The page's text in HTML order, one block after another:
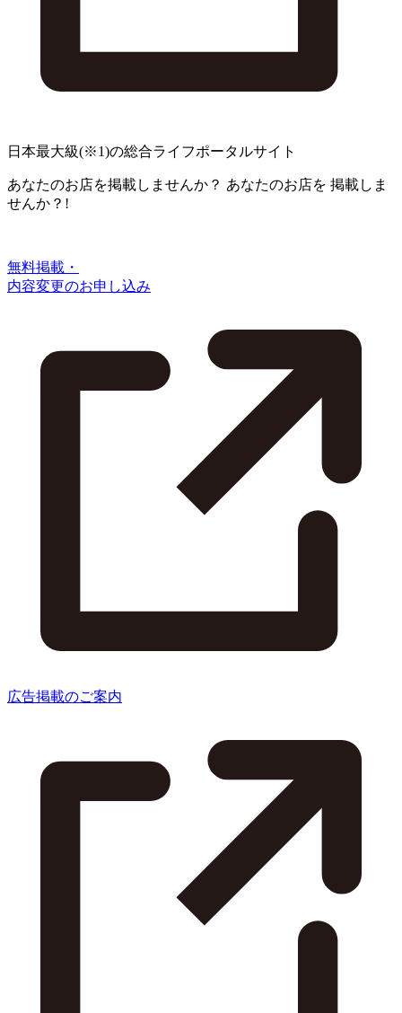
日本最大級(※1)の総合ライフポータルサイト
あなたのお店を掲載しませんか？ あなたのお店を 掲載しま
せんか？!
無料掲載・
内容変更のお申し込み
広告掲載のご案内